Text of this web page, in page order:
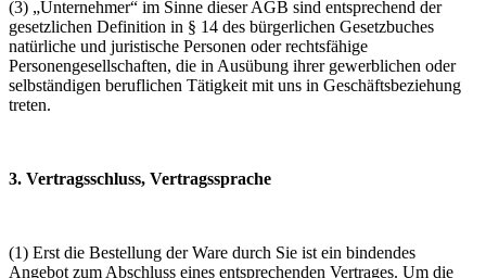
(3) „Unternehmer“ im Sinne dieser AGB sind entsprechend der
gesetzlichen Definition in § 14 des bürgerlichen Gesetzbuches
natürliche und juristische Personen oder rechtsfähige
Personengesellschaften, die in Ausübung ihrer gewerblichen oder
selbständigen beruflichen Tätigkeit mit uns in Geschäftsbeziehung
treten.
3. Vertragsschluss, Vertragssprache
(1) Erst die Bestellung der Ware durch Sie ist ein bindendes
Angebot zum Abschluss eines entsprechenden Vertrages. Um die